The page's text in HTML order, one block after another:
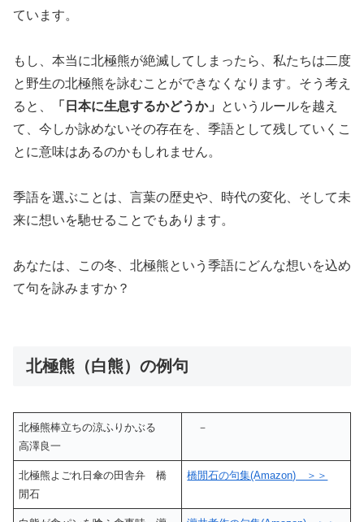
ています。
もし、本当に北極熊が絶滅してしまったら、私たちは二度
と野生の北極熊を詠むことができなくなります。そう考え
ると、
「日本に生息するかどうか」
というルールを越え
て、今しか詠めないその存在を、季語として残していくこ
とに意味はあるのかもしれません。
季語を選ぶことは、言葉の歴史や、時代の変化、そして未
来に想いを馳せることでもあります。
あなたは、この冬、北極熊という季語にどんな想いを込め
て句を詠みますか？
北極熊（白熊）の例句
北極熊棒立ちの涼ふりかぶる
高澤良一
－
北極熊よごれ日傘の田舎弁 橋
閒石
橋閒石の句集(Amazon) ＞＞